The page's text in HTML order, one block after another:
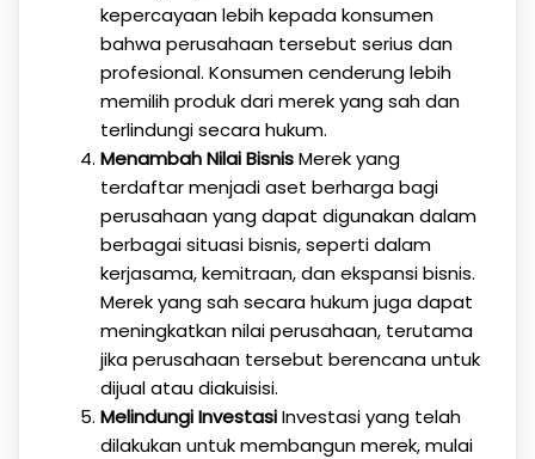
kepercayaan lebih kepada konsumen
bahwa perusahaan tersebut serius dan
profesional. Konsumen cenderung lebih
memilih produk dari merek yang sah dan
terlindungi secara hukum.
Menambah Nilai BisnisMerek yang
terdaftar menjadi aset berharga bagi
perusahaan yang dapat digunakan dalam
berbagai situasi bisnis, seperti dalam
kerjasama, kemitraan, dan ekspansi bisnis.
Merek yang sah secara hukum juga dapat
meningkatkan nilai perusahaan, terutama
jika perusahaan tersebut berencana untuk
dijual atau diakuisisi.
Melindungi InvestasiInvestasi yang telah
dilakukan untuk membangun merek, mulai